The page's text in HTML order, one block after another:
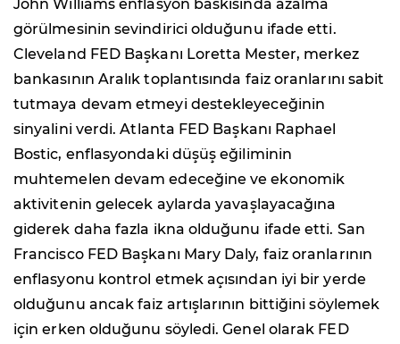
John Williams enflasyon baskısında azalma
görülmesinin sevindirici olduğunu ifade etti.
Cleveland FED Başkanı Loretta Mester, merkez
bankasının Aralık toplantısında faiz oranlarını sabit
tutmaya devam etmeyi destekleyeceğinin
sinyalini verdi. Atlanta FED Başkanı Raphael
Bostic, enflasyondaki düşüş eğiliminin
muhtemelen devam edeceğine ve ekonomik
aktivitenin gelecek aylarda yavaşlayacağına
giderek daha fazla ikna olduğunu ifade etti. San
Francisco FED Başkanı Mary Daly, faiz oranlarının
enflasyonu kontrol etmek açısından iyi bir yerde
olduğunu ancak faiz artışlarının bittiğini söylemek
için erken olduğunu söyledi. Genel olarak FED